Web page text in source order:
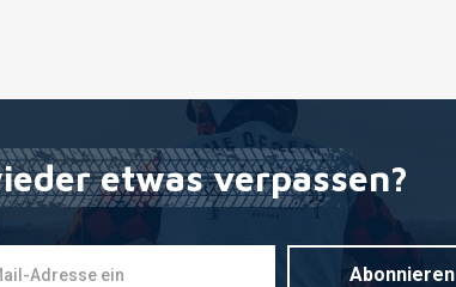
etwas verpassen?
Abonnieren